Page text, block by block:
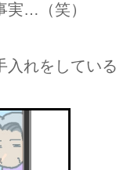
実…（笑）
入れをしてい